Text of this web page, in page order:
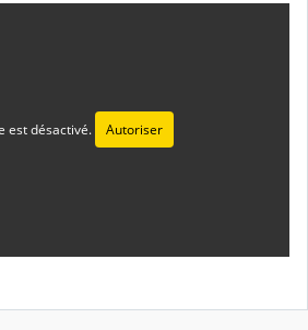
est désactivé. Autoriser